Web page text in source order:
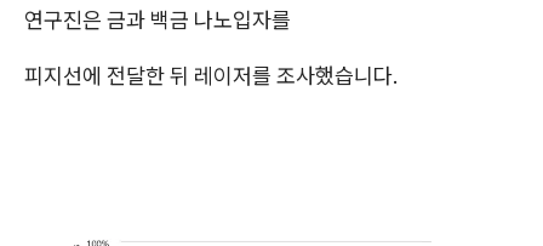
연구진은 금과 백금 나노입자를
피지선에 전달한 뒤 레이저를 조사했습니다.